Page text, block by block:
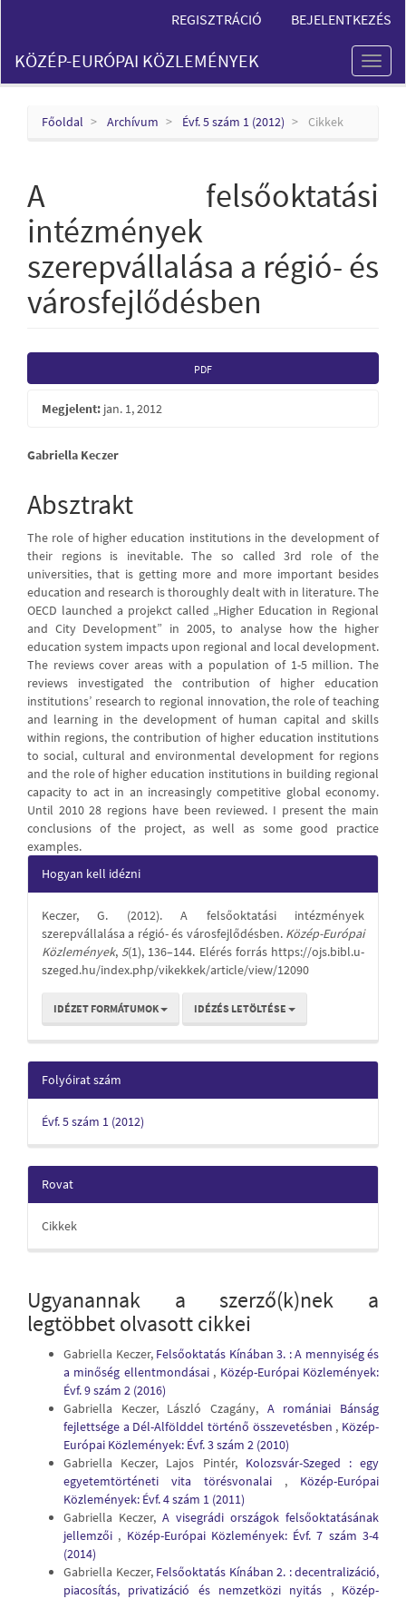
Content
Sidebar
REGISZTRÁCIÓ BEJELENTKEZÉS
Toggle
KÖZÉP-EURÓPAI KÖZLEMÉNYEK
Főoldal Archívum Évf. 5 szám 1 (2012) Cikkek
A felsőoktatási
intézmények
szerepvállalása a régió- és
városfejlődésben
Article
Sidebar
PDF
Megjelent: jan. 1, 2012
Main
Article
Content
Gabriella Keczer
Absztrakt
The role of higher education institutions in the development of
their regions is inevitable. The so called 3rd role of the
universities, that is getting more and more important besides
education and research is thoroughly dealt with in literature. The
OECD launched a projekct called „Higher Education in Regional
and City Development” in 2005, to analyse how the higher
education system impacts upon regional and local development.
The reviews cover areas with a population of 1-5 million. The
reviews investigated the contribution of higher education
institutions’ research to regional innovation, the role of teaching
and learning in the development of human capital and skills
within regions, the contribution of higher education institutions
to social, cultural and environmental development for regions
and the role of higher education institutions in building regional
capacity to act in an increasingly competitive global economy.
Until 2010 28 regions have been reviewed. I present the main
conclusions of the project, as well as some good practice
examples.
Article
Details
Hogyan kell idézni
Keczer, G. (2012). A felsőoktatási intézmények
szerepvállalása a régió- és városfejlődésben. Közép-Európai
Közlemények, 5(1), 136–144. Elérés forrás https://ojs.bibl.u-
szeged.hu/index.php/vikekkek/article/view/12090
IDÉZET FORMÁTUMOK IDÉZÉS LETÖLTÉSE
Folyóirat szám
Évf. 5 szám 1 (2012)
Rovat
Cikkek
Ugyanannak a szerző(k)nek a
legtöbbet olvasott cikkei
Gabriella Keczer, Felsőoktatás Kínában 3. : A mennyiség és
a minőség ellentmondásai , Közép-Európai Közlemények:
Évf. 9 szám 2 (2016)
Gabriella Keczer, László Czagány, A romániai Bánság
fejlettsége a Dél-Alfölddel történő összevetésben , Közép-
Európai Közlemények: Évf. 3 szám 2 (2010)
Gabriella Keczer, Lajos Pintér, Kolozsvár-Szeged : egy
egyetemtörténeti vita törésvonalai , Közép-Európai
Közlemények: Évf. 4 szám 1 (2011)
Gabriella Keczer, A visegrádi országok felsőoktatásának
jellemzői , Közép-Európai Közlemények: Évf. 7 szám 3-4
(2014)
Gabriella Keczer, Felsőoktatás Kínában 2. : decentralizáció,
piacosítás, privatizáció és nemzetközi nyitás , Közép-